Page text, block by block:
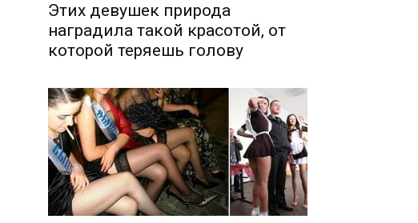
Этих девушек природа
наградила такой красотой, от
которой теряешь голову